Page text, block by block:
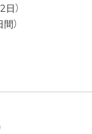
）
）